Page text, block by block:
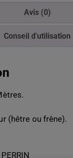
Avis (0)
Conseil d'utilisation
(hêtre ou frêne).